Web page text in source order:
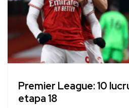
Premier League: 10
etapa 18